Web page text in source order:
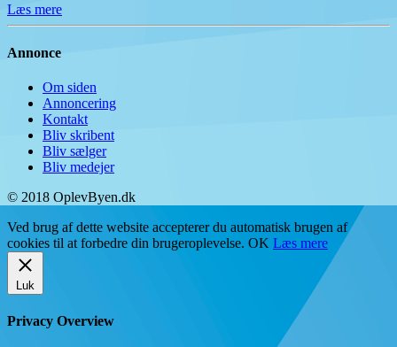
Læs mere
Annonce
Om siden
Annoncering
Kontakt
Bliv skribent
Bliv sælger
Bliv medejer
© 2018 OplevByen.dk
Ved brug af dette website accepterer du automatisk brugen af
cookies til at forbedre din brugeroplevelse. OK Læs mere
Luk
Privacy Overview